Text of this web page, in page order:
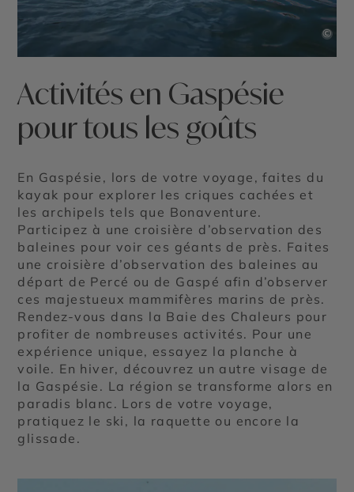
©
Activités en Gaspésie
pour tous les goûts
En Gaspésie, lors de votre voyage, faites du
kayak pour explorer les criques cachées et
les archipels tels que Bonaventure.
Participez à une croisière d’observation des
baleines pour voir ces géants de près. Faites
une croisière d’observation des baleines au
départ de Percé ou de Gaspé afin d’observer
ces majestueux mammifères marins de près.
Rendez-vous dans la Baie des Chaleurs pour
profiter de nombreuses activités. Pour une
expérience unique, essayez la planche à
voile. En hiver, découvrez un autre visage de
la Gaspésie. La région se transforme alors en
paradis blanc. Lors de votre voyage,
pratiquez le ski, la raquette ou encore la
glissade.